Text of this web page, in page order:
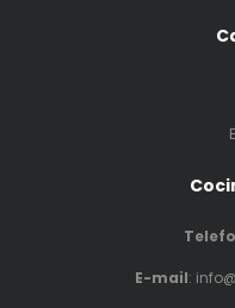
E-mail: